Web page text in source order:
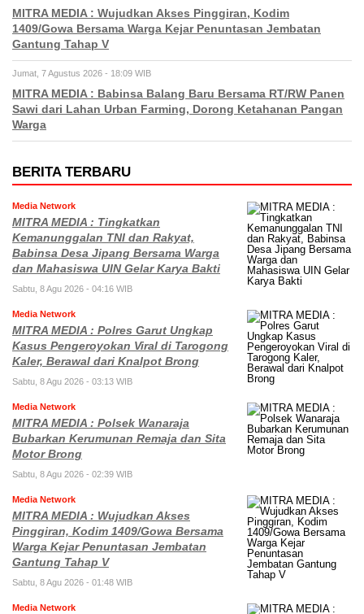
MITRA MEDIA : Wujudkan Akses Pinggiran, Kodim
1409/Gowa Bersama Warga Kejar Penuntasan Jembatan
Gantung Tahap V
Jumat, 7 Agustus 2026 - 18:09 WIB
MITRA MEDIA : Babinsa Balang Baru Bersama RT/RW Panen
Sawi dari Lahan Urban Farming, Dorong Ketahanan Pangan
Warga
BERITA TERBARU
Media Network
MITRA MEDIA : Tingkatkan
Kemanunggalan TNI dan Rakyat,
Babinsa Desa Jipang Bersama Warga
dan Mahasiswa UIN Gelar Karya Bakti
Sabtu, 8 Agu 2026 - 04:16 WIB
Media Network
MITRA MEDIA : Polres Garut Ungkap
Kasus Pengeroyokan Viral di Tarogong
Kaler, Berawal dari Knalpot Brong
Sabtu, 8 Agu 2026 - 03:13 WIB
Media Network
MITRA MEDIA : Polsek Wanaraja
Bubarkan Kerumunan Remaja dan Sita
Motor Brong
Sabtu, 8 Agu 2026 - 02:39 WIB
Media Network
MITRA MEDIA : Wujudkan Akses
Pinggiran, Kodim 1409/Gowa Bersama
Warga Kejar Penuntasan Jembatan
Gantung Tahap V
Sabtu, 8 Agu 2026 - 01:48 WIB
Media Network